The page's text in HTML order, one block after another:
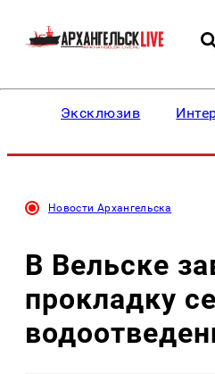
Эксклюзив
Новости Архангельска
В Вельске
прокладку